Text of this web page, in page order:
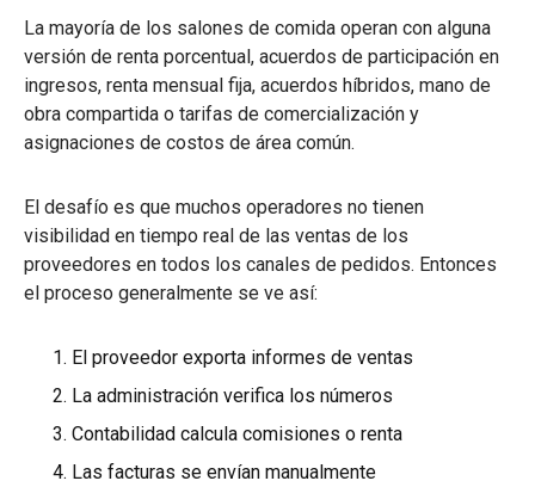
La mayoría de los salones de comida operan con alguna
versión de renta porcentual, acuerdos de participación en
ingresos, renta mensual fija, acuerdos híbridos, mano de
obra compartida o tarifas de comercialización y
asignaciones de costos de área común.
El desafío es que muchos operadores no tienen
visibilidad en tiempo real de las ventas de los
proveedores en todos los canales de pedidos. Entonces
el proceso generalmente se ve así:
El proveedor exporta informes de ventas
La administración verifica los números
Contabilidad calcula comisiones o renta
Las facturas se envían manualmente